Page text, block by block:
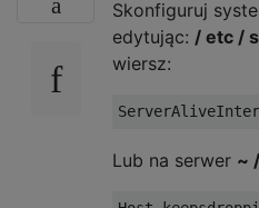
Skonfiguruj
edytując: / etc /
wiersz:
Lub na serwer ~